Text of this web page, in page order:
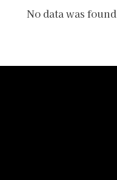
No data was found